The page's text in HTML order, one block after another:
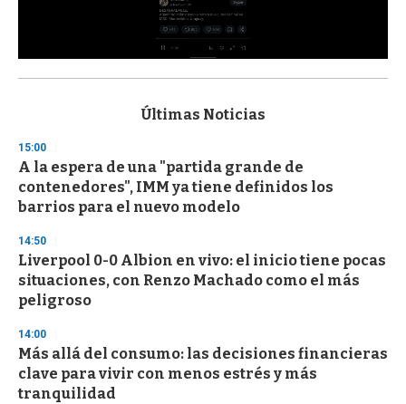
s
d
s
o
f
3
s
e
c
o
n
d
Últimas Noticias
15:00
A la espera de una "partida grande de
contenedores", IMM ya tiene definidos los
barrios para el nuevo modelo
14:50
Liverpool 0-0 Albion en vivo: el inicio tiene pocas
situaciones, con Renzo Machado como el más
peligroso
14:00
Más allá del consumo: las decisiones financieras
clave para vivir con menos estrés y más
tranquilidad